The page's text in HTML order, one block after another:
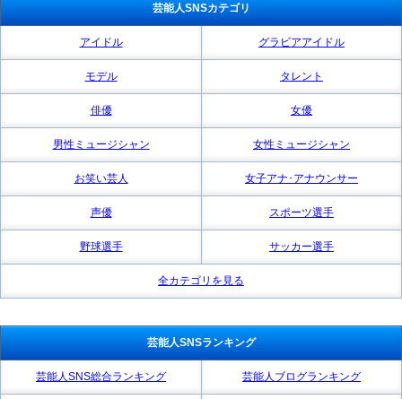
芸能人SNSカテゴリ
アイドル グラビアアイドル
モデル タレント
俳優 女優
男性ミュージシャン 女性ミュージシャン
お笑い芸人 女子アナ･アナウンサー
声優 スポーツ選手
野球選手 サッカー選手
全カテゴリを見る
芸能人SNSランキング
芸能人SNS総合ランキング 芸能人ブログランキング